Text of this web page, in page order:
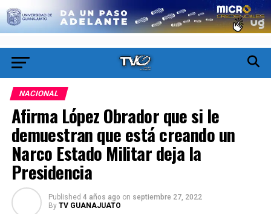
NACIONAL
Afirma López Obrador que si le
demuestran que está creando un
Narco Estado Militar deja la
Presidencia
Published 4 años ago on septiembre 27, 2022
By TV GUANAJUATO